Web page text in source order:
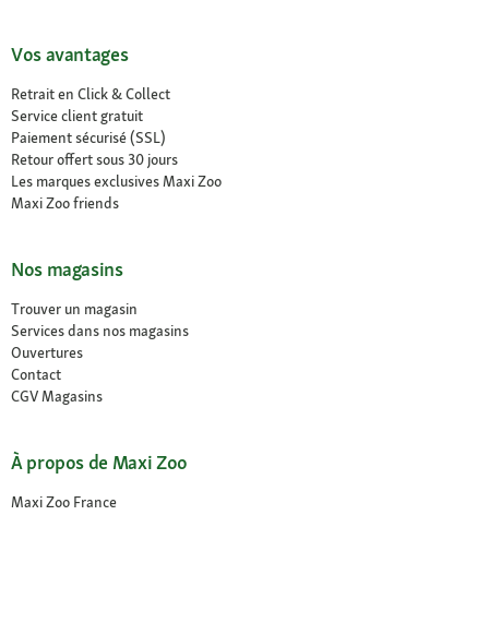
Vos avantages
Retrait en Click & Collect
Service client gratuit
Paiement sécurisé (SSL)
Retour offert sous 30 jours
Les marques exclusives Maxi Zoo
Maxi Zoo friends
Nos magasins
Trouver un magasin
Services dans nos magasins
Ouvertures
Contact
CGV Magasins
À propos de Maxi Zoo
Maxi Zoo France